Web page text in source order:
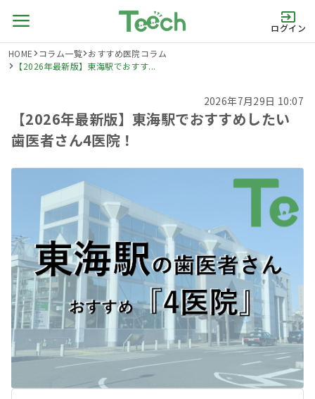
ログイン
HOME コラム一覧 おすすめ医院コラム
【2026年最新版】東海駅でおすす...
2026年7月29日 10:07
【2026年最新版】東海駅でおすすめしたい
歯医者さん4医院！